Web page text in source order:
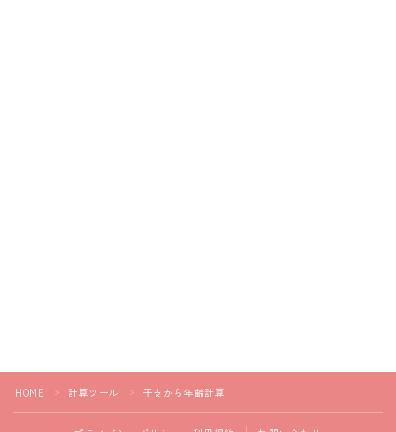
HOME ＞ 計算ツール ＞ 干支から年齢計算